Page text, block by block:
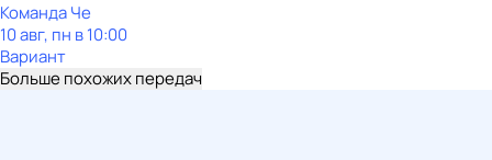
Команда Че
10 авг, пн в 10:00
Вариант
Больше похожих передач